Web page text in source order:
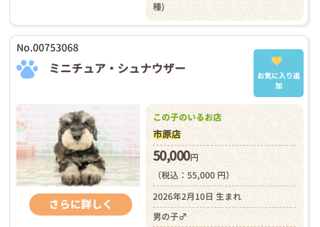
種)
No.00753068
ミニチュア・シュナウザー
お気に入り追
加
さらに詳しく
この子のいるお店
市原店
50,000円
（税込：55,000 円）
2026年2月10日 生まれ
男の子♂